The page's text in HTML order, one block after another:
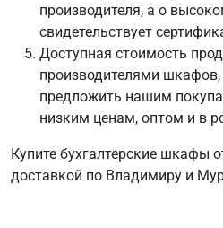
производителя, а о
свидетельствует
Доступная стоимость
производителями
предложить нашим
низким ценам, оптом и в
Купите бухгалтерские шкафы
доставкой по Владимиру и